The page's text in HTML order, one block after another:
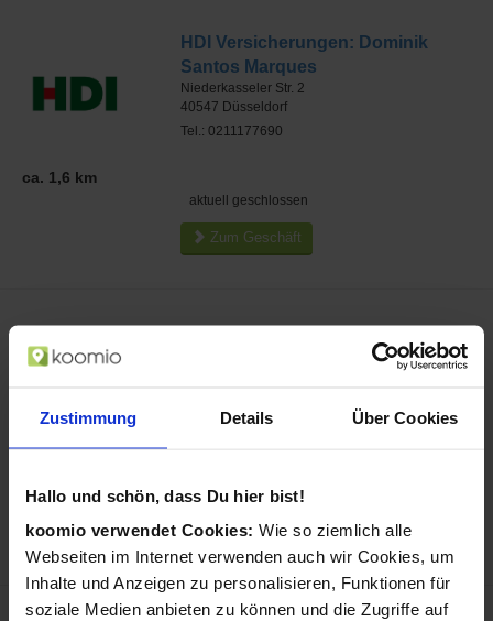
Zustimmung Details Über Cookies
Hallo und schön, dass Du hier bist!
koomio verwendet Cookies: Wie so ziemlich alle
Webseiten im Internet verwenden auch wir Cookies, um
Inhalte und Anzeigen zu personalisieren, Funktionen für
soziale Medien anbieten zu können und die Zugriffe auf
ca. 1,6 km
HDI Versicherungen: Dominik
Santos Marques
Niederkasseler Str. 2
40547 Düsseldorf
Tel.: 0211177690
aktuell geschlossen
Zum Geschäft
Allianz Versicherung Johanna
Drachenberg Generalvertretung in
Fürstenwall 172
Düsseldorf
aktuell geschlossen
Zum Geschäft